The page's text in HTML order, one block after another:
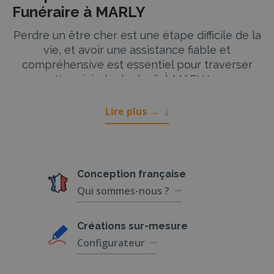
Funéraire à MARLY
Perdre un être cher est une étape difficile de la
vie, et avoir une assistance fiable et
compréhensive est essentiel pour traverser
cette période de deuil. À MARLY, nos
de marbrerie funéraire offrent des services
complets et bienveillants pour vous
Services Funéraires Complets à
MARLY
Nos partenaires à MARLY vous proposent une
gamme complète de services funéraires pour
répondre à tous vos besoins lors de la
Lire plus →
Conception française
Qui sommes-nous ?
Créations sur-mesure
Configurateur